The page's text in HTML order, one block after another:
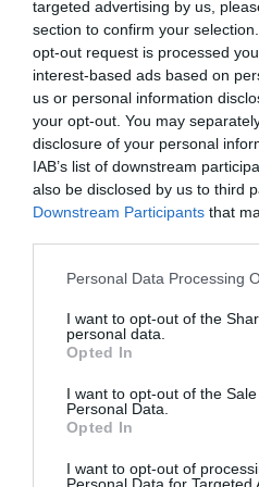
targeted advertising by us,
section to confirm your
opt-out request is processed
interest-based ads based on
us or personal information
your opt-out. You may
disclosure of your personal
IAB’s list of downstream
also be disclosed by us to third
Downstream Participants that
Please note that this website/
not limited to your visit or usage
grant or deny consent to
use your data for below
consent section.
Personal Data Processing
I want to opt-out of the
personal data.
Opted In
I want to opt-out of the
Personal Data.
Opted In
I want to opt-out of
(άνω των 500
συντελεστής φόρου θα
5. Κατάργηση της
για όλους τους
συμβάσεις για κάθε
Eρ.: Η «Δήμητρα», ο
άλλες τομές που
επαρκούν; Για την
παραγωγικού
να γίνει;
Απ.:Δεν αρκούν, αν
προαπαιτούμενα για